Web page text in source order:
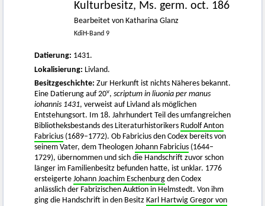
Kulturbesitz, Ms. germ. oct. 186
Bearbeitet von Katharina Glanz
KdiH-Band 9
Datierung: 1431.
Lokalisierung: Livland.
Besitzgeschichte: Zur Herkunft ist nichts Näheres bekannt.
Eine Datierung auf 20v, scriptum in liuonia per manus
iohannis 1431, verweist auf Livland als möglichen
Entstehungsort. Im 18. Jahrhundert Teil des umfangreichen
Bibliotheksbestands des Literaturhistorikers Rudolf Anton
Fabricius (1689–1772). Ob Fabricius den Codex bereits von
seinem Vater, dem Theologen Johann Fabricius (1644–
1729), übernommen und sich die Handschrift zuvor schon
länger im Familienbesitz befunden hatte, ist unklar. 1776
ersteigerte Johann Joachim Eschenburg den Codex
anlässlich der Fabrizischen Auktion in Helmstedt. Von ihm
ging die Handschrift in den Besitz Karl Hartwig Gregor von